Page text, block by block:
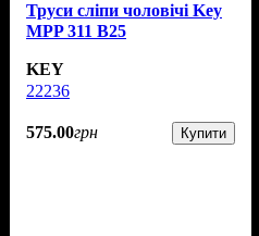
Труси сліпи чоловічі Key
MPP 311 B25
KEY
22236
575.00грн Купити